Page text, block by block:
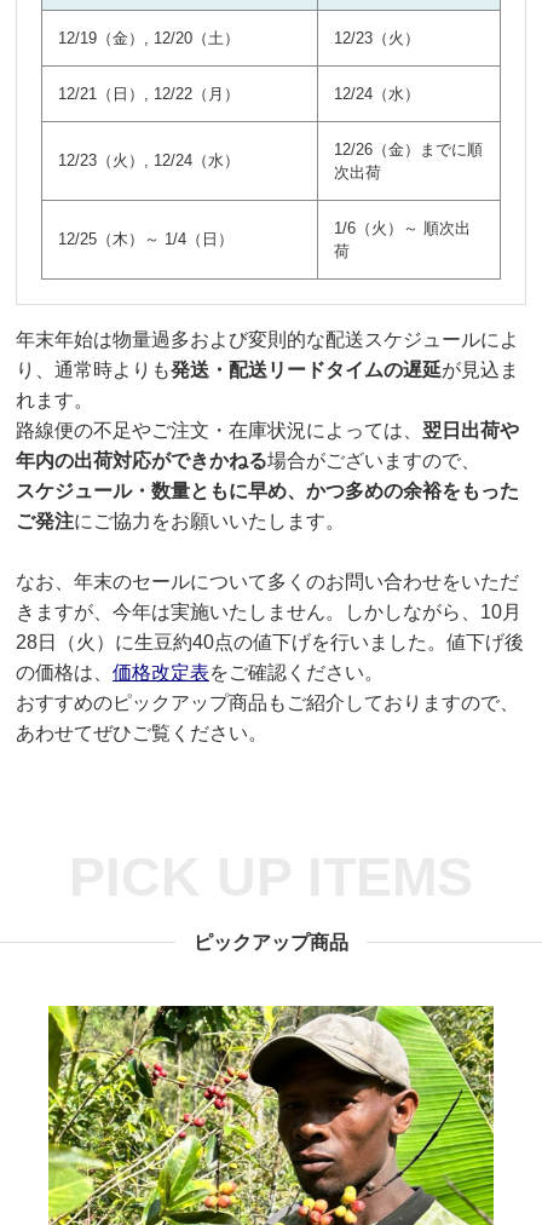
12/19（金）, 12/20（土） 12/23（火）
12/21（日）, 12/22（月） 12/24（水）
12/23（火）, 12/24（水）
12/26（金）までに順
次出荷
12/25（木）～ 1/4（日）
1/6（火）～ 順次出
荷
年末年始は物量過多および変則的な配送スケジュールによ
り、通常時よりも発送・配送リードタイムの遅延が見込ま
れます。
路線便の不足やご注文・在庫状況によっては、 翌日出荷や
年内の出荷対応ができかねる場合がございますので、
スケジュール・数量ともに早め、かつ多めの余裕をもった
ご発注にご協力をお願いいたします。
なお、年末のセールについて多くのお問い合わせをいただ
きますが、今年は実施いたしません。しかしながら、10月
28日（火）に生豆約40点の値下げを行いました。値下げ後
の価格は、 価格改定表をご確認ください。
おすすめのピックアップ商品もご紹介しておりますので、
あわせてぜひご覧ください。
ピックアップ商品